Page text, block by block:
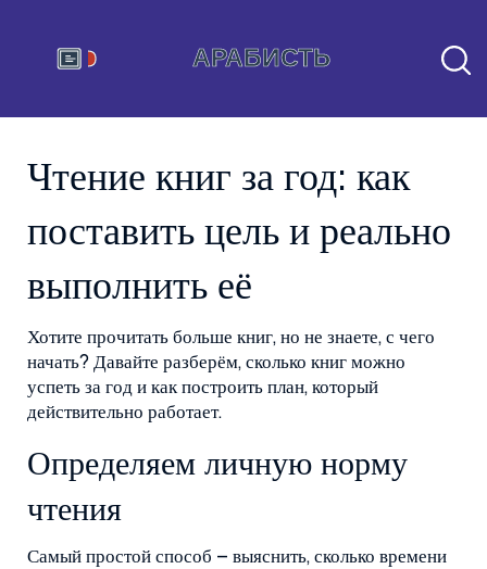
Чтение книг за год: как
поставить цель и реально
выполнить её
Хотите прочитать больше книг, но не знаете, с чего
начать? Давайте разберём, сколько книг можно
успеть за год и как построить план, который
действительно работает.
Определяем личную норму
чтения
Самый простой способ – выяснить, сколько времени